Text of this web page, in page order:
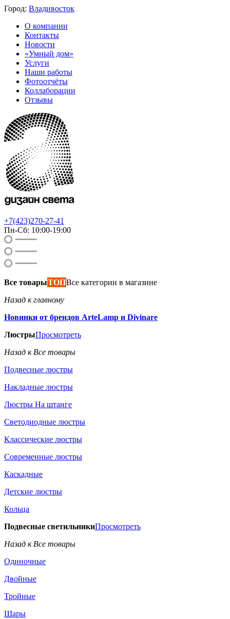
Город: Владивосток
О компании
Контакты
Новости
«Умный дом»
Услуги
Наши работы
Фотоотчёты
Коллаборации
Отзывы
+7(423)270-27-41
Пн-Сб: 10:00-19:00
Все товарыТОПВсе категории в магазине
Назад к главному
Новинки от брендов ArteLamp и Divinare
ЛюстрыПросмотреть
Назад к Все товары
Подвесные люстры
Накладные люстры
Люстры На штанге
Светодиодные люстры
Классические люстры
Современные люстры
Каскадные
Детские люстры
Кольца
Подвесные светильникиПросмотреть
Назад к Все товары
Одиночные
Двойные
Тройные
Шары